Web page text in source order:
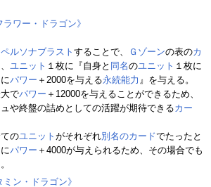
ワー・ドラゴン》
ペルソナブラストすることで、 Ｇゾーンの表のカ
ユニット １枚に『自身と 同名のユニット １枚に
パワー ＋2000を与える永続能力 』を与える。
でパワー ＋12000を与えることができるため、
や終盤の詰めとしての活躍が期待できるカー
のユニット がそれぞれ別名のカードでたったと
パワー ＋4000が与えられるため、その場合でも
ン・ドラゴン》